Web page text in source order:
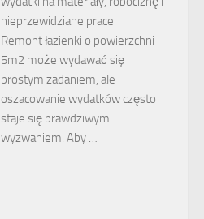
nieprzewidziane prace
Remont łazienki o powierzchni
5m2 może wydawać się
prostym zadaniem, ale
oszacowanie wydatków często
staje się prawdziwym
wyzwaniem. Aby …